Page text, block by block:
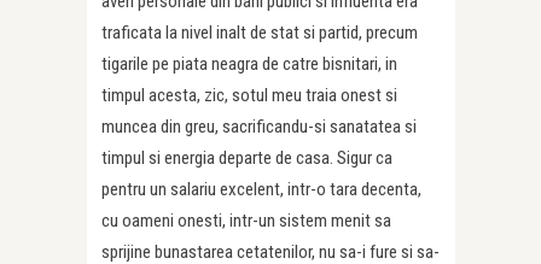
traficata la nivel inalt de stat si partid, precum
tigarile pe piata neagra de catre bisnitari, in
timpul acesta, zic, sotul meu traia onest si
muncea din greu, sacrificandu-si sanatatea si
timpul si energia departe de casa. Sigur ca
pentru un salariu excelent, intr-o tara decenta,
cu oameni onesti, intr-un sistem menit sa
sprijine bunastarea cetatenilor, nu sa-i fure si sa-